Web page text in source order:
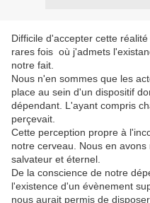
Difficile d'accepter cette
rares fois où j'admets
notre fait.
Nous n'en sommes que les
place au sein d'un dispositif
dépendant. L'ayant compris
perçevait.
Cette perception propre à
notre cerveau. Nous en
salvateur et éternel.
De la conscience de notre
l'existence d'un évènement
nous aurait permis de